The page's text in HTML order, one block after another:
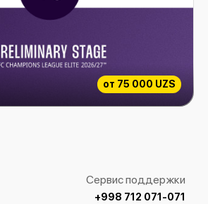
от 75 000 UZS
Сервис поддержки
+998 712 071-071